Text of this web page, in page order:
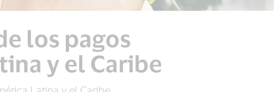
los pagos
y el Caribe